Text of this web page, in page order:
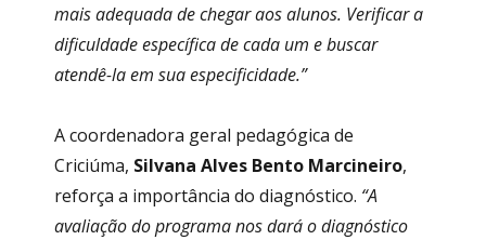
mais adequada de chegar aos alunos. Verificar a
dificuldade específica de cada um e buscar
atendê-la em sua especificidade.”
A coordenadora geral pedagógica de
Criciúma, Silvana Alves Bento Marcineiro,
reforça a importância do diagnóstico. “A
avaliação do programa nos dará o diagnóstico